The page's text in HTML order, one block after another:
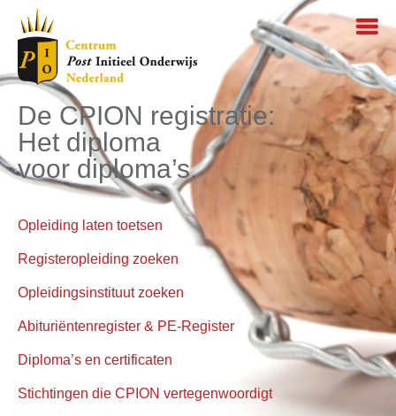
De CPION registratie:
Het diploma
voor diploma’s.
Opleiding laten toetsen
Registeropleiding zoeken
Opleidingsinstituut zoeken
Abituriëntenregister & PE-Register
Diploma’s en certificaten
Stichtingen die CPION vertegenwoordigt